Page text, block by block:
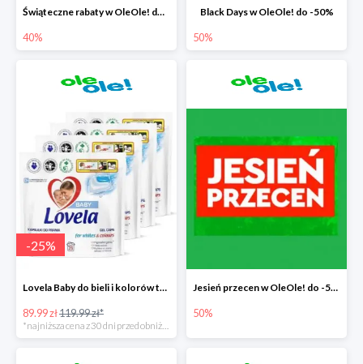
Świąteczne rabaty w OleOle! do -40%
40%
Black Days w OleOle! do -50%
50%
-25%
Lovela Baby do bieli i kolorów taniej o 30zł
89.99 zł119.99 zł*
Jesień przecen w OleOle! do -50%
50%